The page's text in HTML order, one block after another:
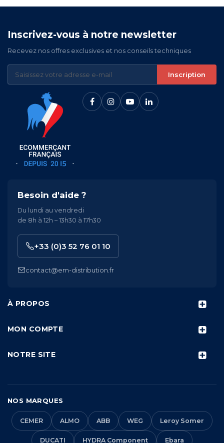
Inscrivez-vous à notre newsletter
Recevez nos offres exclusives et nos conseils techniques
Inscription
À PROPOS
MON COMPTE
NOTRE SITE
Besoin d'aide ?
Du lundi au vendredi
de 8h à 12h – 13h30 à 17h30
+33 (0)3 52 76 01 10
contact@em-distribution.fr
NOS MARQUES
CEMER ALMO ABB WEG Leroy Somer
DUCATI HYDRA Component Ebara